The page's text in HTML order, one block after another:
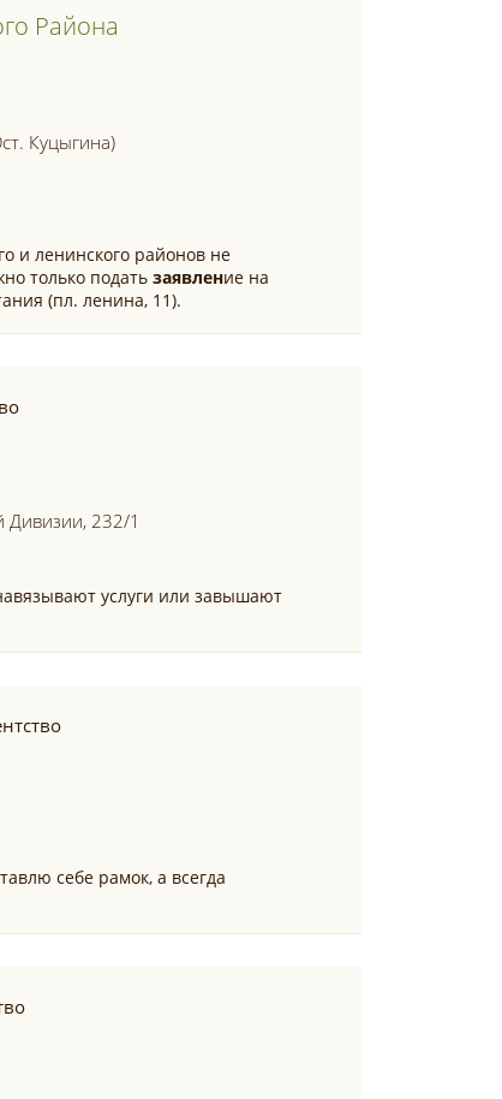
Района
Куцыгина)
и ленинского районов не
только податьзаявление на
(пл. ленина, 11).
Дивизии, 232/1
услуги или завышают
себе рамок, а всегда